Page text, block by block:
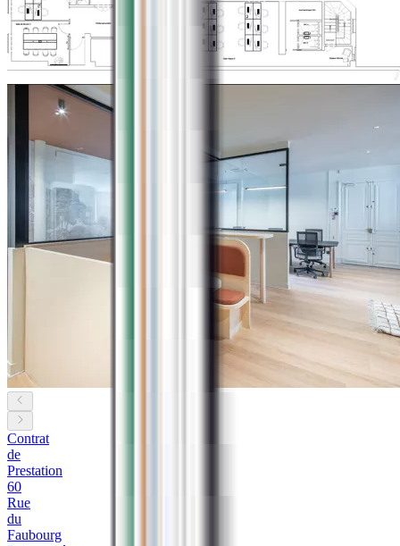
Contrat
de
Prestation
60
Rue
du
Faubourg